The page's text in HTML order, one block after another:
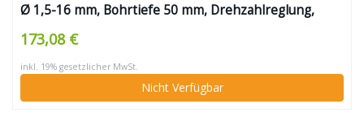
Ø 1,5-16 mm, Bohrtiefe 50 mm, Drehzahlreglung,
stufenlose Tischhöhenverstellung)
173,08 €
inkl. 19% gesetzlicher MwSt.
Nicht Verfügbar